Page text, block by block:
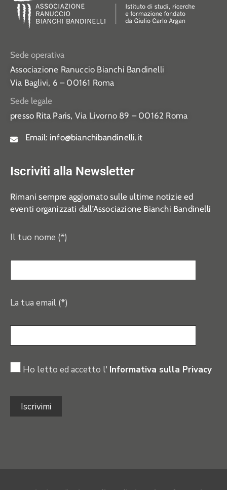
Sede operativa
Associazione Ranuccio Bianchi Bandinelli
Via Baglivi, 6 – 00161 Roma
Sede legale
presso Rita Paris, Via Livorno 89 – 00162 Roma
Email: info@bianchibandinelli.it
Iscriviti alla Newsletter
Rimani sempre aggiornato sulle ultime notizie ed
eventi organizzati dall’Associazione Bianchi Bandinelli
Il tuo nome (*)
La tua email (*)
Ho letto ed accetto l' Informativa sulla Privacy